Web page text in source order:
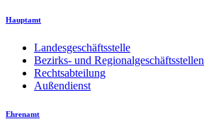
Hauptamt
Landesgeschäftsstelle
Bezirks- und Regionalgeschäftsstellen
Rechtsabteilung
Außendienst
Ehrenamt